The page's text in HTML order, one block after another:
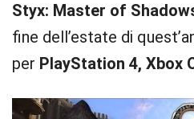
Styx: Master of
fine dell’estate di
per PlayStation 4, Xbox